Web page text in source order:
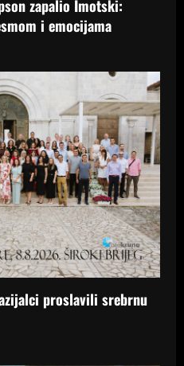
zapalio Imotski:
i emocijama
proslavili srebrnu